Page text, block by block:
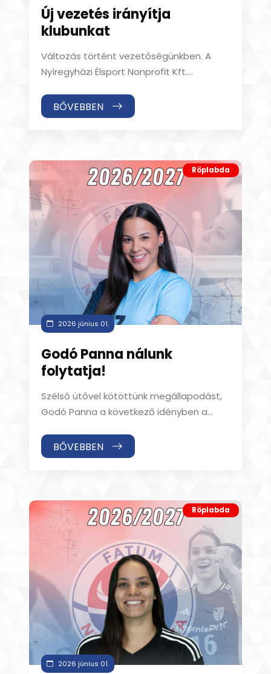
Új vezetés irányítja
klubunkat
Változás történt vezetőségünkben. A
Nyíregyházi Élsport Nonprofit Kft.
Nyíregyháza BS férfi
BŐVEBBEN
Röplabda
2026 június 01.
Godó Panna nálunk
folytatja!
Szélső ütővel kötöttünk megállapodást,
Godó Panna a következő idényben a
magas röpla
BŐVEBBEN
Röplabda
2026 június 01.